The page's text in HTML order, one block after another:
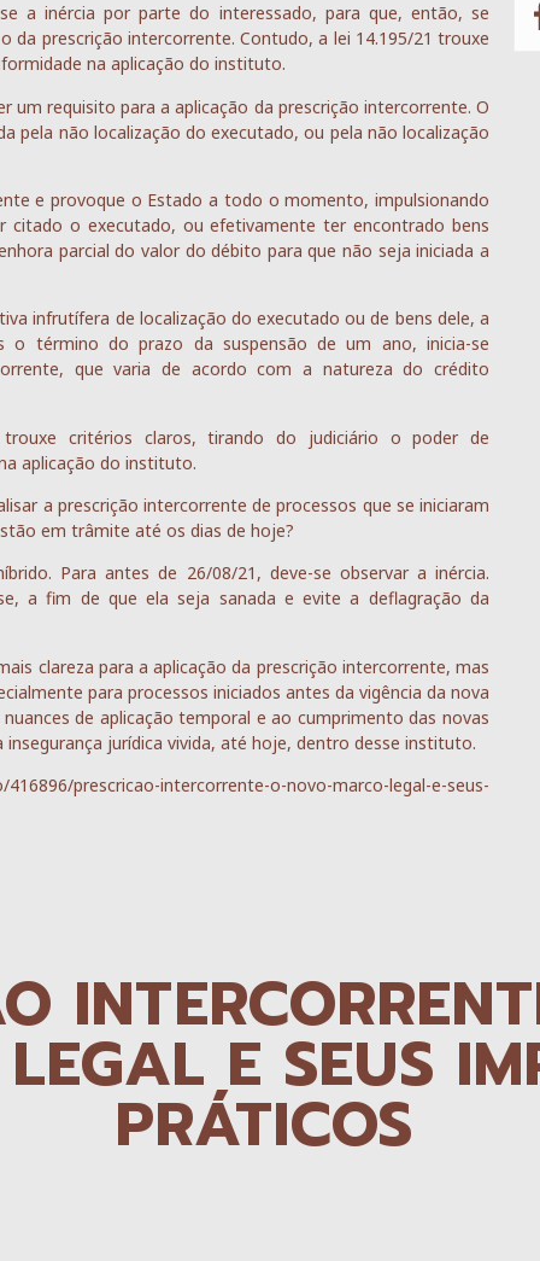
a inércia por parte do interessado, para que, então, se
da prescrição intercorrente. Contudo, a lei 14.195/21 trouxe
na aplicação do instituto.
um requisito para a aplicação da prescrição intercorrente. O
pela não localização do executado, ou pela não localização
e provoque o Estado a todo o momento, impulsionando
citado o executado, ou efetivamente ter encontrado bens
parcial do valor do débito para que não seja iniciada a
infrutífera de localização do executado ou de bens dele, a
o término do prazo da suspensão de um ano, inicia-se
que varia de acordo com a natureza do crédito
critérios claros, tirando do judiciário o poder de
aplicação do instituto.
a prescrição intercorrente de processos que se iniciaram
em trâmite até os dias de hoje?
Para antes de 26/08/21, deve-se observar a inércia.
a fim de que ela seja sanada e evite a deflagração da
clareza para a aplicação da prescrição intercorrente, mas
para processos iniciados antes da vigência da nova
de aplicação temporal e ao cumprimento das novas
jurídica vivida, até hoje, dentro desse instituto.
prescricao-intercorrente-o-novo-marco-legal-e-seus-
E SEUS
PRÁTICOS